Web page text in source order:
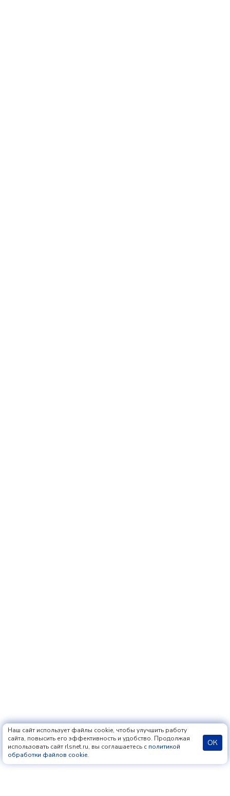
Наш сайт использует файлы cookie, чтобы улучшить работу
сайта, повысить его эффективность и удобство. Продолжая
использовать сайт rlsnet.ru, вы соглашаетесь с политикой
обработки файлов cookie.
ОК